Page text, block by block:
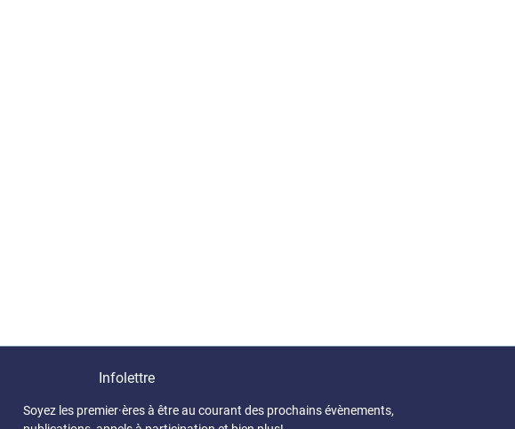
Infolettre
Soyez les premier·ères à être au courant des prochains évènements,